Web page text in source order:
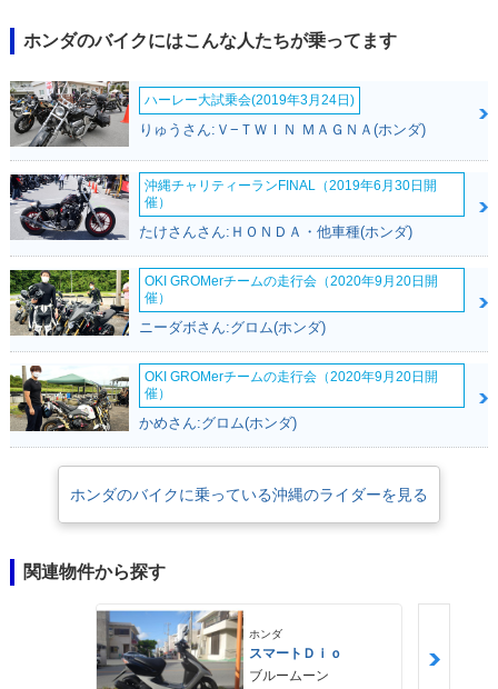
動的にエンジンを停止するアイドリングストップ機構を備え、前輪にディ
スクブレーキを採用した、文字通りの豪華仕様だった。2007年モデルま
で設定され、原付1種を対象にした平成18年排出ガス規制に適合すること
なく、ラインナップ落ちした。
ホンダのバイクにはこんな人たちが乗ってます
ハーレー大試乗会(2019年3月24日)
りゅうさん:Ｖ−ＴＷＩＮ ＭＡＧＮＡ(ホンダ)
沖縄チャリティーランFINAL（2019年6月30日開
催）
たけさんさん:ＨＯＮＤＡ・他車種(ホンダ)
OKI GROMerチームの走行会（2020年9月20日開
催）
ニーダボさん:グロム(ホンダ)
OKI GROMerチームの走行会（2020年9月20日開
催）
かめさん:グロム(ホンダ)
ホンダのバイクに乗っている沖縄のライダーを見る
関連物件から探す
ホンダ
スマートＤｉｏ
ブルームーン